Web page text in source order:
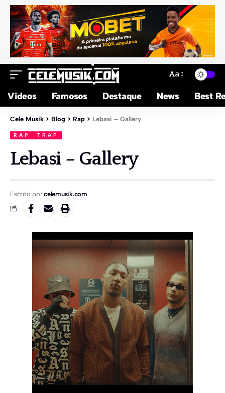
Aa
Videos Famosos Destaque News Best
Cele Musik > Blog > Rap > Lebasi – Gallery
RAP TRAP
Lebasi – Gallery
Escrito por:celemusik.com